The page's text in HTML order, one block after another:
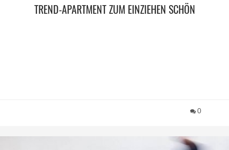
TREND-APARTMENT ZUM EINZIEHEN SCHÖN
0